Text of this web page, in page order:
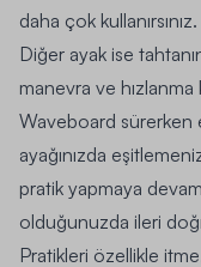
daha çok kullanırsınız.
Diğer ayak ise
manevra ve hızlanma
Waveboard sürerken
ayağınızda
pratik yapmaya
olduğunuzda ileri
Pratikleri özellikle